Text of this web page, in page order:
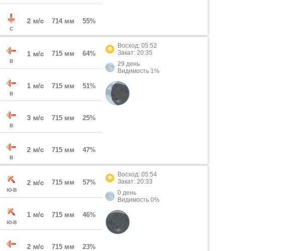
С
2 м/с 714 мм 55%
В
1 м/с 715 мм 64%
В
1 м/с 715 мм 51%
В
3 м/с 715 мм 25%
В
2 м/с 715 мм 47%
Восход: 05:52
Закат: 20:35
29 день
Видимость 1%
Ю-В
2 м/с 715 мм 57%
Ю-В
1 м/с 715 мм 46%
2 м/с 715 мм 23%
Восход: 05:54
Закат: 20:33
0 день
Видимость 0%